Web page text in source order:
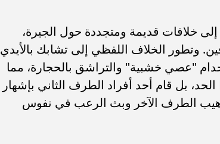
خلافات قديمة ومتجددة حول الجيرة،
وتطور الخلاف اللفظي إلى تشابك
"عصي خشبية" والتراشق بالحجارة، مما
بل قام أحد أفراد الطرف الثاني بإشهار
الطرف الآخر وبث الرعب في نفوس